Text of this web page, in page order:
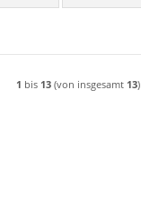
1 bis 13 (von insgesamt 13)